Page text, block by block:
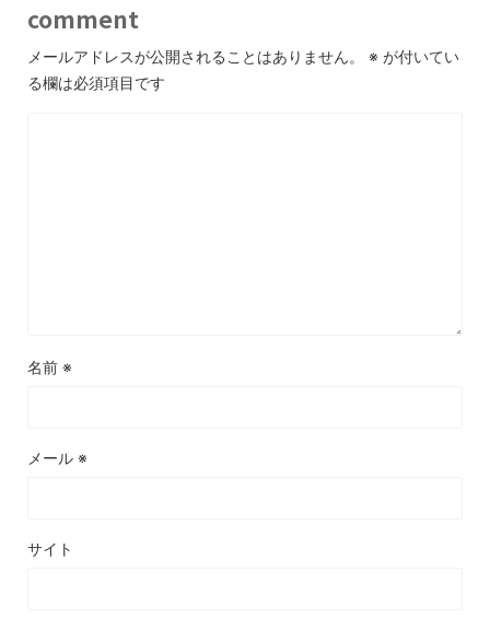
comment
メールアドレスが公開されることはありません。 ※ が付いてい
る欄は必須項目です
名前 ※
メール ※
サイト